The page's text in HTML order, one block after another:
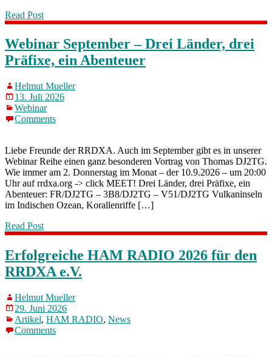
Read Post
Webinar September – Drei Länder, drei
Präfixe, ein Abenteuer
Helmut Mueller
13. Juli 2026
Webinar
Comments
Liebe Freunde der RRDXA. Auch im September gibt es in unserer
Webinar Reihe einen ganz besonderen Vortrag von Thomas DJ2TG.
Wie immer am 2. Donnerstag im Monat – der 10.9.2026 – um 20:00
Uhr auf rrdxa.org -> click MEET! Drei Länder, drei Präfixe, ein
Abenteuer: FR/DJ2TG – 3B8/DJ2TG – V51/DJ2TG Vulkaninseln
im Indischen Ozean, Korallenriffe […]
Read Post
Erfolgreiche HAM RADIO 2026 für den
RRDXA e.V.
Helmut Mueller
29. Juni 2026
Artikel, HAM RADIO, News
Comments